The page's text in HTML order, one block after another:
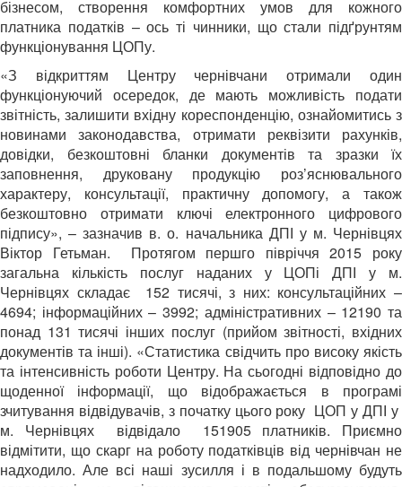
бізнесом, створення комфортних умов для кожного
платника податків – ось ті чинники, що стали підґрунтям
функціонування ЦОПу.
«З відкриттям Центру чернівчани отримали один
функціонуючий осередок, де мають можливість подати
звітність, залишити вхідну кореспонденцію, ознайомитись з
новинами законодавства, отримати реквізити рахунків,
довідки, безкоштовні бланки документів та зразки їх
заповнення, друковану продукцію роз’яснювального
характеру, консультації, практичну допомогу, а також
безкоштовно отримати ключі електронного цифрового
підпису», – зазначив в. о. начальника ДПІ у м. Чернівцях
Віктор Гетьман. Протягом першго півріччя 2015 року
загальна кількість послуг наданих у ЦОПі ДПІ у м.
Чернівцях складає 152 тисячі, з них: консультаційних –
4694; інформаційних – 3992; адміністративних – 12190 та
понад 131 тисячі інших послуг (прийом звітності, вхідних
документів та інші). «Статистика свідчить про високу якість
та інтенсивність роботи Центру. На сьогодні відповідно до
щоденної інформації, що відображається в програмі
зчитування відвідувачів, з початку цього року ЦОП у ДПІ у
м. Чернівцях відвідало 151905 платників. Приємно
відмітити, що скарг на роботу податківців від чернівчан не
надходило. Але всі наші зусилля і в подальшому будуть